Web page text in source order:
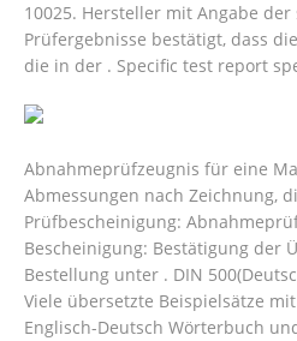
10025. Hersteller mit Angabe der
Prüfergebnisse bestätigt, dass
die in der . Specific test report
Abnahmeprüfzeugnis für eine
Abmessungen nach Zeichnung,
Prüfbescheinigung:
Bescheinigung: Bestätigung der
Bestellung unter . DIN
Viele übersetzte Beispielsätze
Englisch-Deutsch Wörterbuch